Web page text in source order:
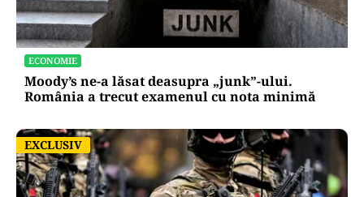
ECONOMIE
Moody’s ne-a lăsat deasupra „junk”-ului.
România a trecut examenul cu nota minimă
EXCLUSIV
EXCLUSIV